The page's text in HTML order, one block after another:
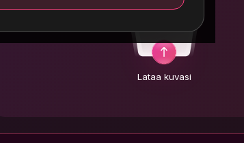
Lataa kuvasi